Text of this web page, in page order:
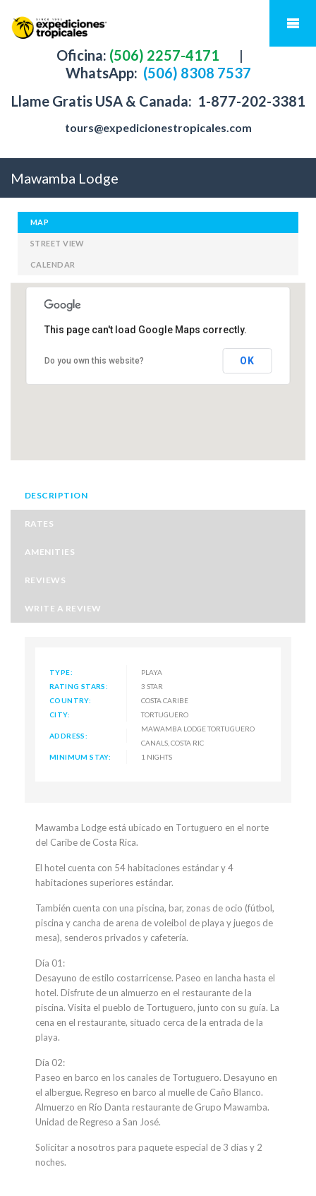
Oficina: (506) 2257-4171
|
WhatsApp: (506) 8308 7537
Llame Gratis USA & Canada: 1-877-202-3381
tours@expedicionestropicales.com
Mawamba Lodge
MAP
STREET VIEW
CALENDAR
This page can't load Google Maps correctly.
Do you own this website? OK
DESCRIPTION
RATES
AMENITIES
REVIEWS
WRITE A REVIEW
TYPE:
PLAYA
RATING STARS:
3 STAR
COUNTRY:
COSTA CARIBE
CITY:
TORTUGUERO
ADDRESS:
MAWAMBA LODGE TORTUGUERO
CANALS, COSTA RIC
MINIMUM STAY:
1 NIGHTS
Mawamba Lodge está ubicado en Tortuguero en el norte
del Caribe de Costa Rica.
El hotel cuenta con 54 habitaciones estándar y 4
habitaciones superiores estándar.
También cuenta con una piscina, bar, zonas de ocio (fútbol,
piscina y cancha de arena de voleibol de playa y juegos de
mesa), senderos privados y cafetería.
Día 01:
Desayuno de estilo costarricense. Paseo en lancha hasta el
hotel. Disfrute de un almuerzo en el restaurante de la
piscina. Visita el pueblo de Tortuguero, junto con su guía. La
cena en el restaurante, situado cerca de la entrada de la
playa.
Día 02:
Paseo en barco en los canales de Tortuguero. Desayuno en
el albergue. Regreso en barco al muelle de Caño Blanco.
Almuerzo en Río Danta restaurante de Grupo Mawamba.
Unidad de Regreso a San José.
Solicitar a nosotros para paquete especial de 3 días y 2
noches.